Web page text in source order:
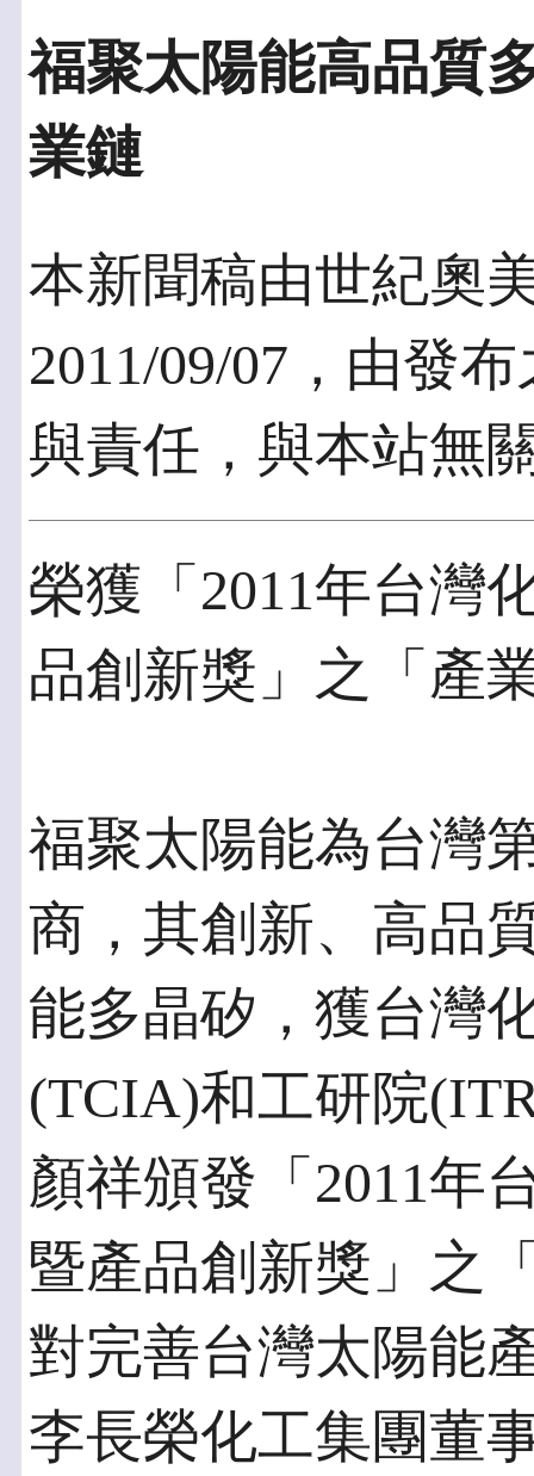
福聚太陽能高品質
業鏈
本新聞稿由世紀奧
2011/09/07，由發
與責任，與本站無
榮獲「2011年台灣
品創新獎」之「產
福聚太陽能為台灣
商，其創新、高品
能多晶矽，獲台灣
(TCIA)和工研院
顏祥頒發「2011年
暨產品創新獎」之
對完善台灣太陽能
李長榮化工集團董